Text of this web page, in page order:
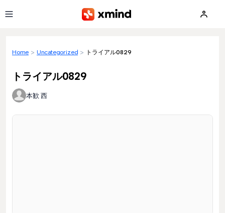
Home > Uncategorized > トライアル0829
トライアル0829
本歓 西